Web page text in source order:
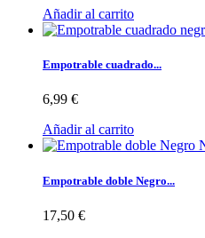
Añadir al carrito
Empotrable cuadrado...
6,99 €
Añadir al carrito
Empotrable doble Negro...
17,50 €